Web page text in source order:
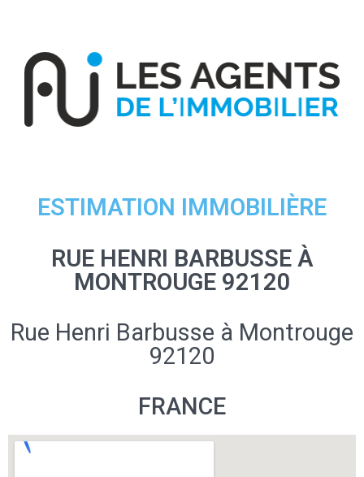
ESTIMATION IMMOBILIÈRE
RUE HENRI BARBUSSE À
MONTROUGE 92120
Rue Henri Barbusse à Montrouge
92120
FRANCE